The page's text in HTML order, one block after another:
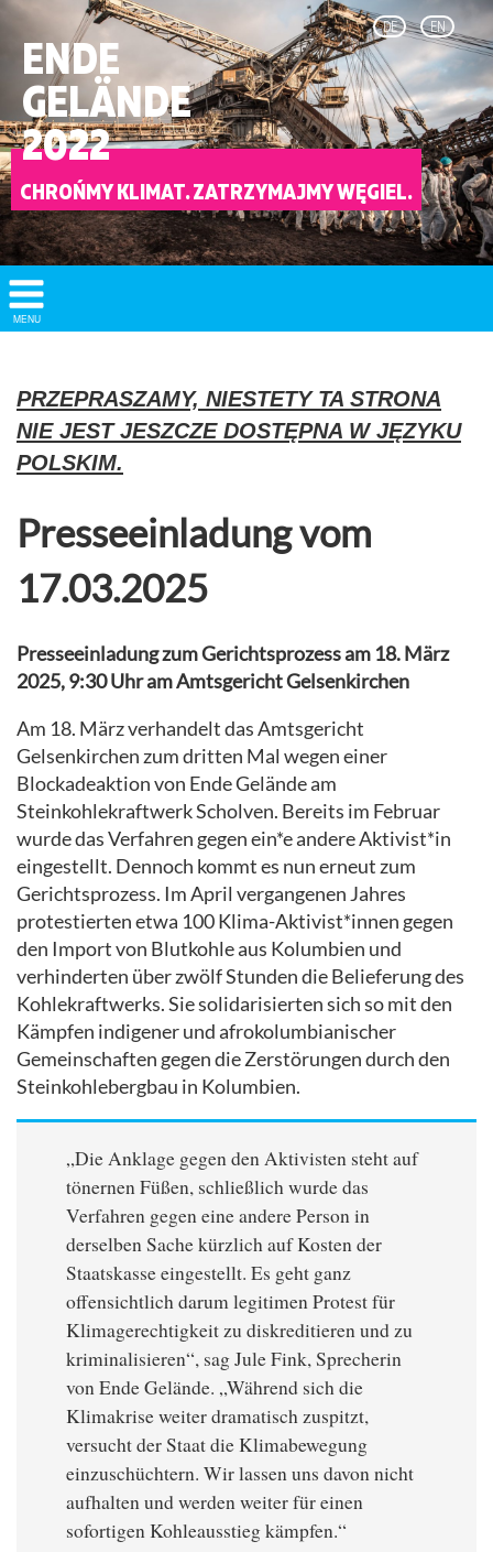
DE EN
ENDE
GELÄNDE
2022
CHROŃMY KLIMAT. ZATRZYMAJMY WĘGIEL.
Show/
Hide
MENU
PRZEPRASZAMY, NIESTETY TA STRONA
NIE JEST JESZCZE DOSTĘPNA W JĘZYKU
POLSKIM.
Presseeinladung vom
17.03.2025
Presseeinladung zum Gerichtsprozess am 18. März
2025, 9:30 Uhr am Amtsgericht Gelsenkirchen
Am 18. März verhandelt das Amtsgericht
Gelsenkirchen zum dritten Mal wegen einer
Blockadeaktion von Ende Gelände am
Steinkohlekraftwerk Scholven. Bereits im Februar
wurde das Verfahren gegen ein*e andere Aktivist*in
eingestellt. Dennoch kommt es nun erneut zum
Gerichtsprozess. Im April vergangenen Jahres
protestierten etwa 100 Klima-Aktivist*innen gegen
den Import von Blutkohle aus Kolumbien und
verhinderten über zwölf Stunden die Belieferung des
Kohlekraftwerks. Sie solidarisierten sich so mit den
Kämpfen indigener und afrokolumbianischer
Gemeinschaften gegen die Zerstörungen durch den
Steinkohlebergbau in Kolumbien.
„Die Anklage gegen den Aktivisten steht auf
tönernen Füßen, schließlich wurde das
Verfahren gegen eine andere Person in
derselben Sache kürzlich auf Kosten der
Staatskasse eingestellt. Es geht ganz
offensichtlich darum legitimen Protest für
Klimagerechtigkeit zu diskreditieren und zu
kriminalisieren“, sag Jule Fink, Sprecherin
von Ende Gelände. „Während sich die
Klimakrise weiter dramatisch zuspitzt,
versucht der Staat die Klimabewegung
einzuschüchtern. Wir lassen uns davon nicht
aufhalten und werden weiter für einen
sofortigen Kohleausstieg kämpfen.“